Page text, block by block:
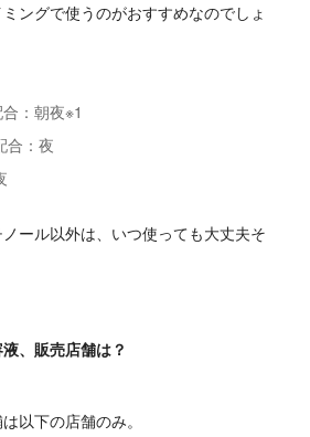
ングで使うのがおすすめなのでしょ
：朝夜※1
合：夜
ール以外は、いつ使っても大丈夫そ
、販売店舗は？
以下の店舗のみ。